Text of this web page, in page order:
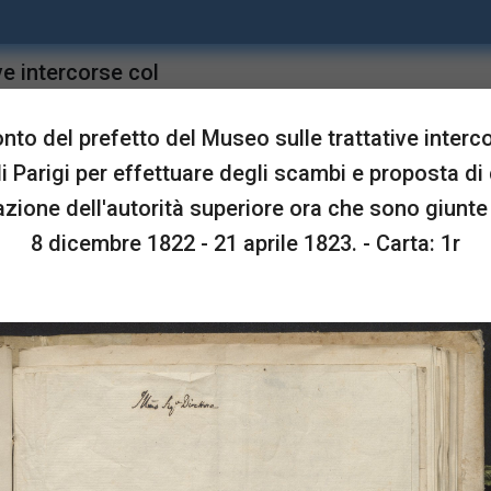
intercorse col
di chiedere
giunte in porto, 8
del prefetto del Museo sulle trattative
Parigi per effettuare degli scambi e proposta di
dell'autorità superiore ora che sono
8 dicembre 1822 - 21 aprile 1823. - Carta: 1r